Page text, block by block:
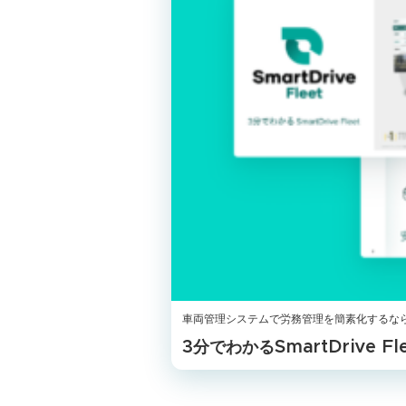
車両管理システムで労務管理を簡素化するな
3分でわかるSmartDrive